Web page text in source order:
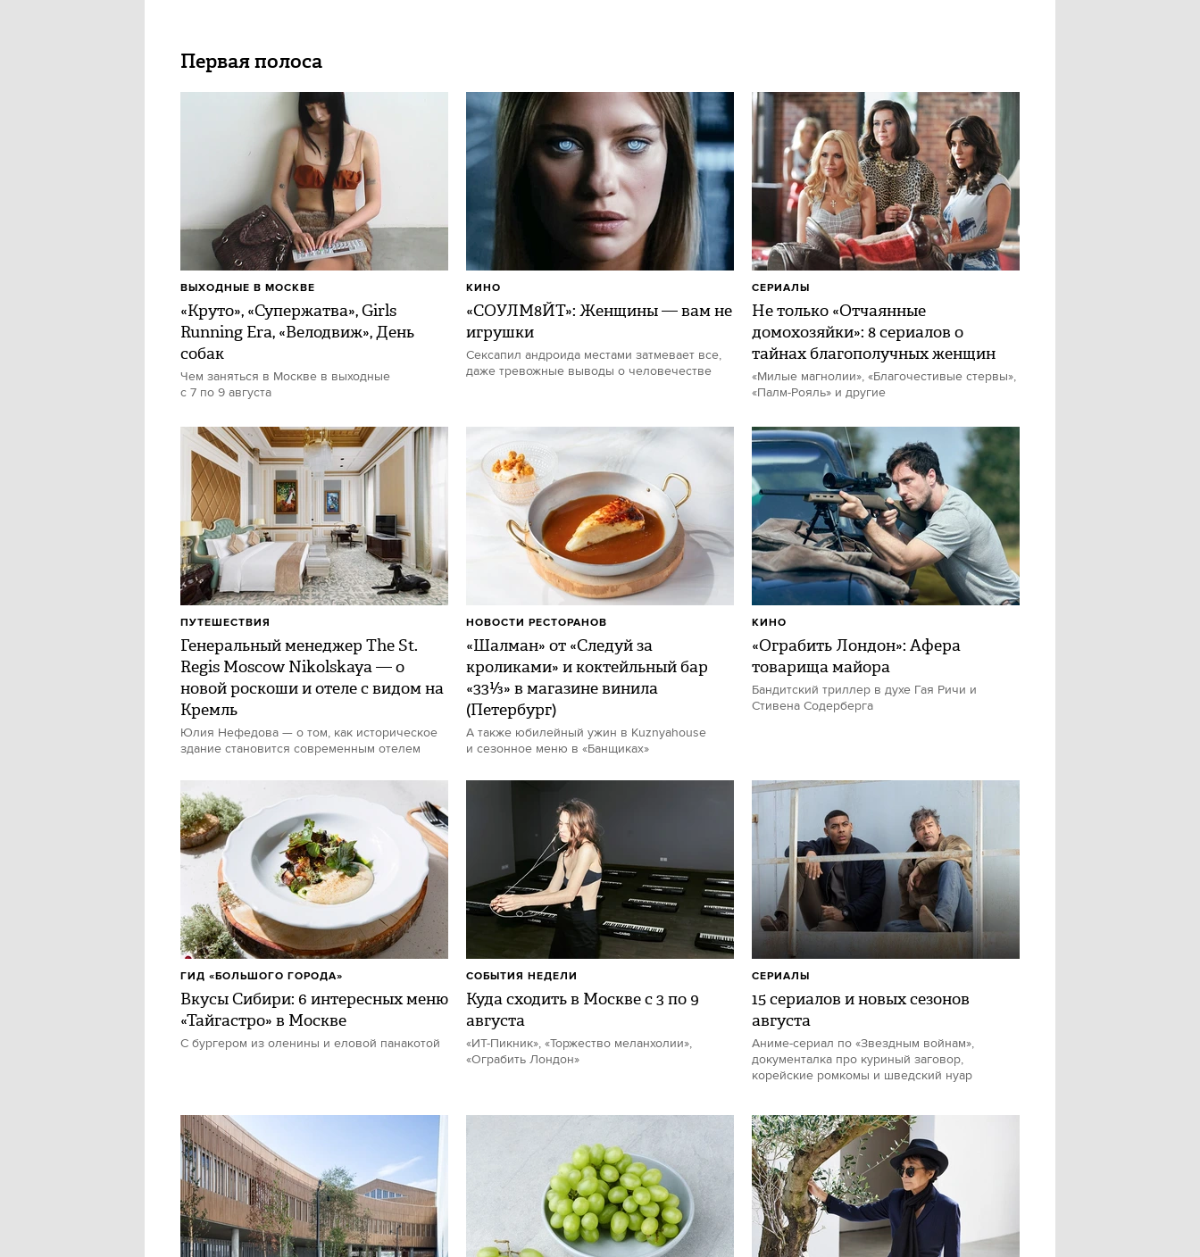
Первая полоса
«Круто», «Супержатва», Girls
Running Era, «Велодвиж», День
собак
Чем заняться в Москве в выходные
с 7 по 9 августа
ВЫХОДНЫЕ В МОСКВЕ
«СОУЛМ8ЙТ»: Женщины — вам не
игрушки
Сексапил андроида местами затмевает все,
даже тревожные выводы о человечестве
КИНО
Не только «Отчаянные
домохозяйки»: 8 сериалов о
тайнах благополучных женщин
«Милые магнолии», «Благочестивые стервы»,
«Палм-Рояль» и другие
СЕРИАЛЫ
Генеральный менеджер The St.
Regis Moscow Nikolskaya — о
новой роскоши и отеле с видом на
Кремль
Юлия Нефедова — о том, как историческое
здание становится современным отелем
ПУТЕШЕСТВИЯ
«Шалман» от «Следуй за
кроликами» и коктейльный бар
«33⅓» в магазине винила
(Петербург)
А также юбилейный ужин в Kuznyahouse
и сезонное меню в «Банщиках»
НОВОСТИ РЕСТОРАНОВ
«Ограбить Лондон»: Афера
товарища майора
Бандитский триллер в духе Гая Ричи и
Стивена Содерберга
КИНО
Вкусы Сибири: 6 интересных меню
«Тайгастро» в Москве
С бургером из оленины и еловой панакотой
ГИД «БОЛЬШОГО ГОРОДА»
Куда сходить в Москве с 3 по 9
августа
«ИТ-Пикник», «Торжество меланхолии»,
«Ограбить Лондон»
СОБЫТИЯ НЕДЕЛИ
15 сериалов и новых сезонов
августа
Аниме-сериал по «Звездным войнам»,
документалка про куриный заговор,
корейские ромкомы и шведский нуар
СЕРИАЛЫ